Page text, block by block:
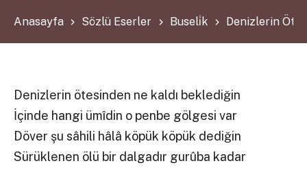
Anasayfa Sözlü Eserler Buseli̇k Denizlerin
Denizlerin ötesinden ne kaldı beklediğin
İçinde hangi ümîdin o penbe gölgesi var
Döver şu sâhili hâlâ köpük köpük dediğin
Sürüklenen ölü bir dalgadır gurûba kadar